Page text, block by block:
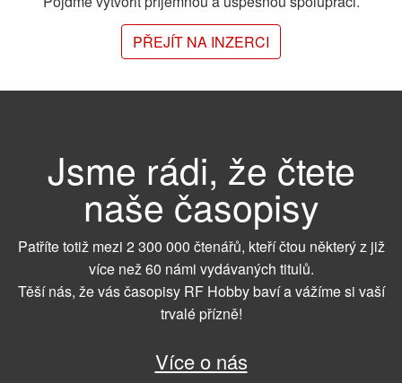
PŘEJÍT NA INZERCI
Jsme rádi, že čtete
naše časopisy
Patříte totiž mezi 2 300 000 čtenářů, kteří čtou některý z již
více než 60 námi vydávaných titulů.
Těší nás, že vás časopisy RF Hobby baví a vážíme si vaší
trvalé přízně!
Více o nás